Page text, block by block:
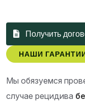
Получить
НАШИ
Мы обязуемся
случае рецидива